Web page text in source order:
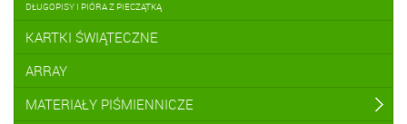
DŁUGOPISY I PIÓRA Z PIECZĄTKĄ
KARTKI ŚWIĄTECZNE
ARRAY
MATERIAŁY PIŚMIENNICZE